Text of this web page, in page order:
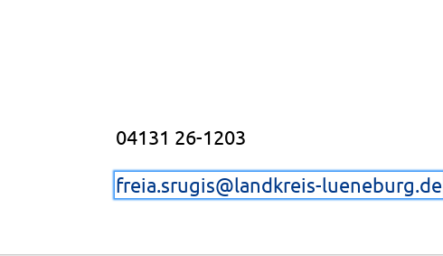
04131 26-1203
freia.srugis@landkreis-lueneburg.de